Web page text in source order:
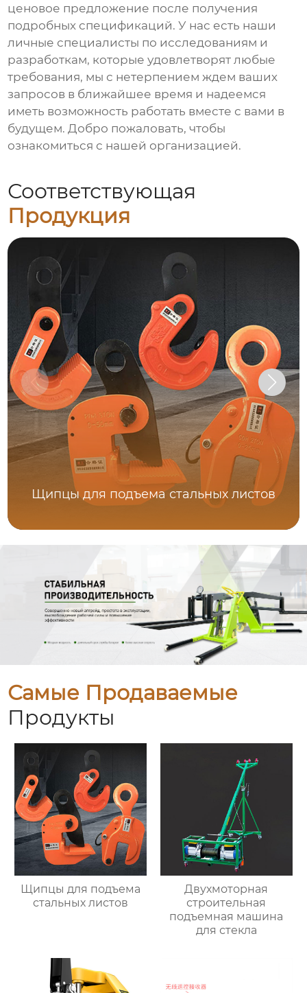
ценовое предложение после получения
подробных спецификаций. У нас есть наши
личные специалисты по исследованиям и
разработкам, которые удовлетворят любые
требования, мы с нетерпением ждем ваших
запросов в ближайшее время и надеемся
иметь возможность работать вместе с вами в
будущем. Добро пожаловать, чтобы
ознакомиться с нашей организацией.
Соответствующая
Продукция
Щипцы для подъема стальных листов
Самые Продаваемые
Продукты
Щипцы для подъема
стальных листов
Двухмоторная
строительная
подъемная машина
для стекла